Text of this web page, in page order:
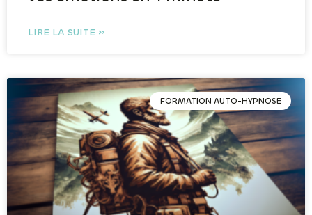
LIRE LA SUITE »
FORMATION AUTO-HYPNOSE